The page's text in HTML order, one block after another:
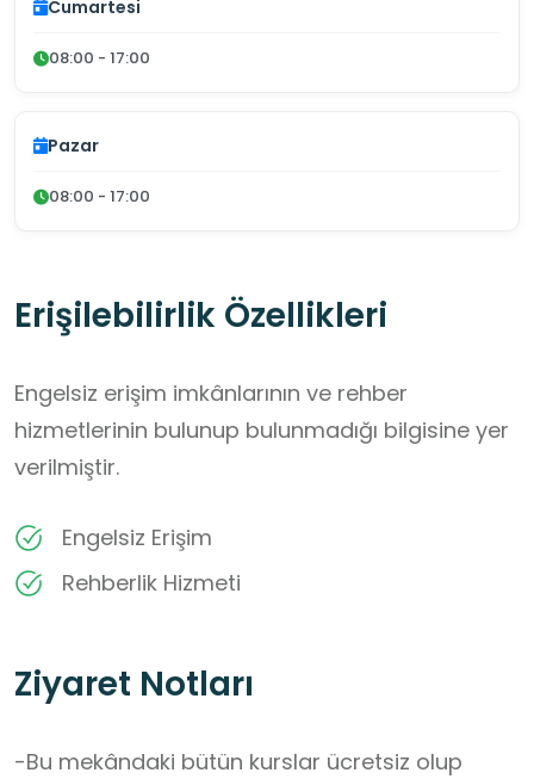
Cumartesi
08:00 - 17:00
Pazar
08:00 - 17:00
Erişilebilirlik Özellikleri
Engelsiz erişim imkânlarının ve rehber
hizmetlerinin bulunup bulunmadığı bilgisine yer
verilmiştir.
Engelsiz Erişim
Rehberlik Hizmeti
Ziyaret Notları
-Bu mekândaki bütün kurslar ücretsiz olup